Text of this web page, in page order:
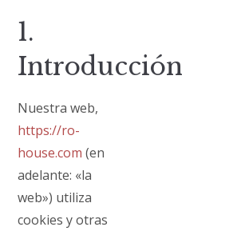
1.
Introducción
Nuestra web,
https://ro-
house.com (en
adelante: «la
web») utiliza
cookies y otras